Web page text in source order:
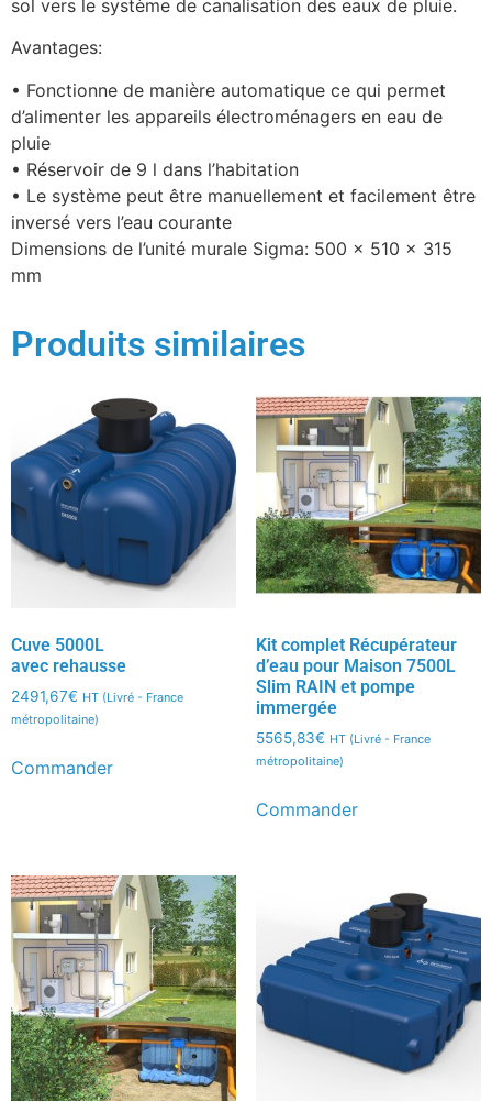
sol vers le système de canalisation des eaux de pluie.
Avantages:
• Fonctionne de manière automatique ce qui permet
d’alimenter les appareils électroménagers en eau de
pluie
• Réservoir de 9 l dans l’habitation
• Le système peut être manuellement et facilement être
inversé vers l’eau courante
Dimensions de l’unité murale Sigma: 500 x 510 x 315
mm
Produits similaires
Cuve 5000L
avec rehausse
2491,67€ HT (Livré - France
métropolitaine)
Commander
Kit complet Récupérateur
d’eau pour Maison 7500L
Slim RAIN et pompe
immergée
5565,83€ HT (Livré - France
métropolitaine)
Commander